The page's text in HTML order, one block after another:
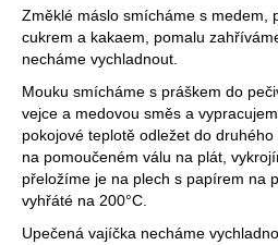
Změklé máslo smícháme s medem,
cukrem a kakaem, pomalu
necháme vychladnout.
Mouku smícháme s práškem do
vejce a medovou směs a
pokojové teplotě odležet do
na pomoučeném válu na plát,
přeložíme je na plech s papírem na
vyhřáté na 200°C.
Upečená vajíčka necháme